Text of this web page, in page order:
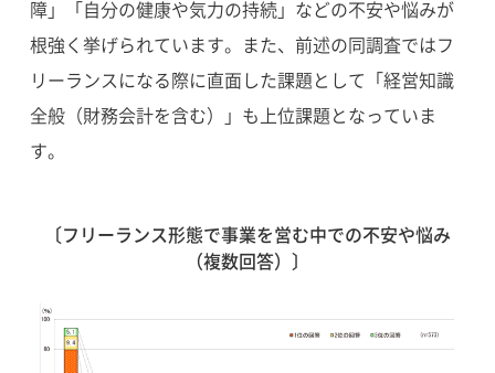
障」「自分の健康や気力の持続」などの不安や悩みが
根強く挙げられています。また、前述の同調査ではフ
リーランスになる際に直面した課題として「経営知識
全般（財務会計を含む）」も上位課題となっていま
す。
〔フリーランス形態で事業を営む中での不安や悩み
（複数回答）〕